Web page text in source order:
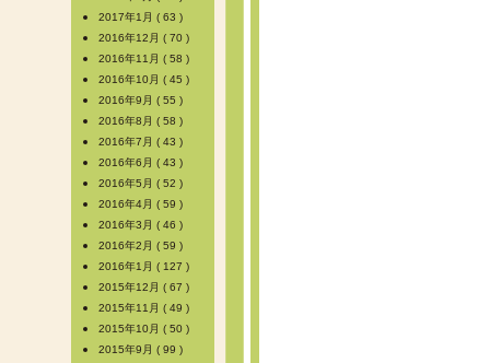
2017年1月 ( 63 )
2016年12月 ( 70 )
2016年11月 ( 58 )
2016年10月 ( 45 )
2016年9月 ( 55 )
2016年8月 ( 58 )
2016年7月 ( 43 )
2016年6月 ( 43 )
2016年5月 ( 52 )
2016年4月 ( 59 )
2016年3月 ( 46 )
2016年2月 ( 59 )
2016年1月 ( 127 )
2015年12月 ( 67 )
2015年11月 ( 49 )
2015年10月 ( 50 )
2015年9月 ( 99 )